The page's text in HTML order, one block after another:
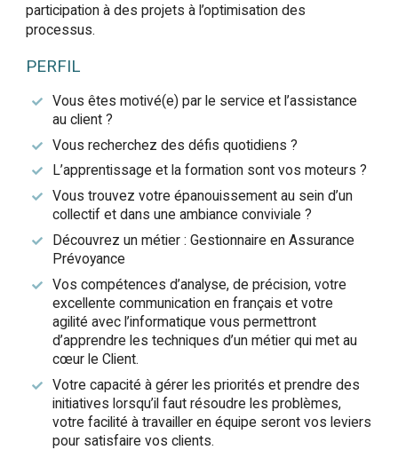
participation à des projets à l’optimisation des
processus.
PERFIL
Vous êtes motivé(e) par le service et l’assistance
au client ?
Vous recherchez des défis quotidiens ?
L’apprentissage et la formation sont vos moteurs ?
Vous trouvez votre épanouissement au sein d’un
collectif et dans une ambiance conviviale ?
Découvrez un métier : Gestionnaire en Assurance
Prévoyance
Vos compétences d’analyse, de précision, votre
excellente communication en français et votre
agilité avec l’informatique vous permettront
d’apprendre les techniques d’un métier qui met au
cœur le Client.
Votre capacité à gérer les priorités et prendre des
initiatives lorsqu’il faut résoudre les problèmes,
votre facilité à travailler en équipe seront vos leviers
pour satisfaire vos clients.